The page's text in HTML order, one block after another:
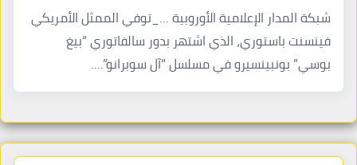
شبكة المدار الإعلامية الأوروبية …_توفي الممثل الأمريكي
فينسنت باستوري، الذي اشتهر بدور سالفاتوري “بيغ
بوسي” بونبينسيرو في مسلسل “آل سوبرانو”.…